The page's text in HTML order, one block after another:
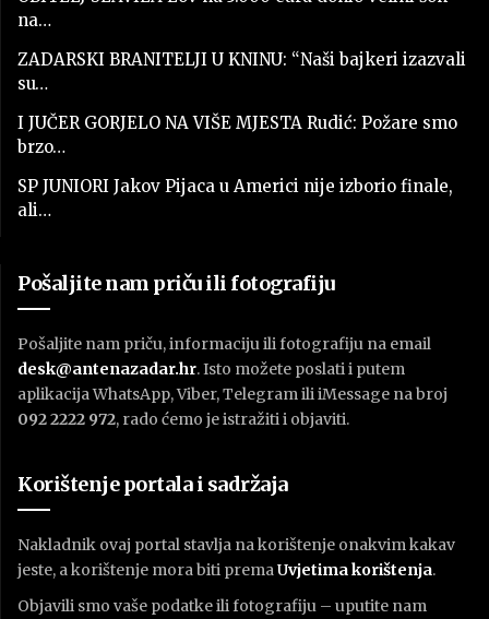
na…
ZADARSKI BRANITELJI U KNINU: “Naši bajkeri izazvali
su…
I JUČER GORJELO NA VIŠE MJESTA Rudić: Požare smo
brzo…
SP JUNIORI Jakov Pijaca u Americi nije izborio finale,
ali…
Pošaljite nam priču ili fotografiju
Pošaljite nam priču, informaciju ili fotografiju na email
desk@antenazadar.hr. Isto možete poslati i putem
aplikacija WhatsApp, Viber, Telegram ili iMessage na broj
092 2222 972, rado ćemo je istražiti i objaviti.
Korištenje portala i sadržaja
Nakladnik ovaj portal stavlja na korištenje onakvim kakav
jeste, a korištenje mora biti premaUvjetima korištenja.
Objavili smo vaše podatke ili fotografiju – uputite nam